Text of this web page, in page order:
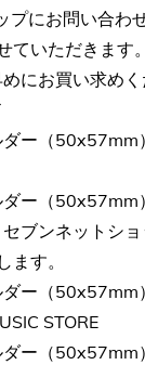
にお問い合わ
ていただきます
にお買い求めく
ー（50x57mm）
ー（50x57mm）
セブンネットシ
ます。
ー（50x57mm）
STORE
ー（50x57mm）